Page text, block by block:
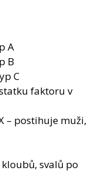
A
B
C
faktoru v
– postihuje muži,
svalů po